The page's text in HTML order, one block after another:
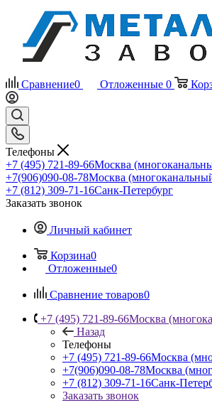
Сравнение0 Отложенные 0
Телефоны
+7 (495) 721-89-66Москва
+7(906)090-08-78Москва
+7 (812) 309-71-16Санк-Петербург
Заказать звонок
Личный кабинет
Корзина0
Отложенные0
Сравнение товаров0
+7 (495) 721-89-66Москва
Назад
Телефоны
+7 (495) 721-89-66Москва
+7(906)090-08-78Москва
+7 (812) 309-71-16Санк-
Заказать звонок